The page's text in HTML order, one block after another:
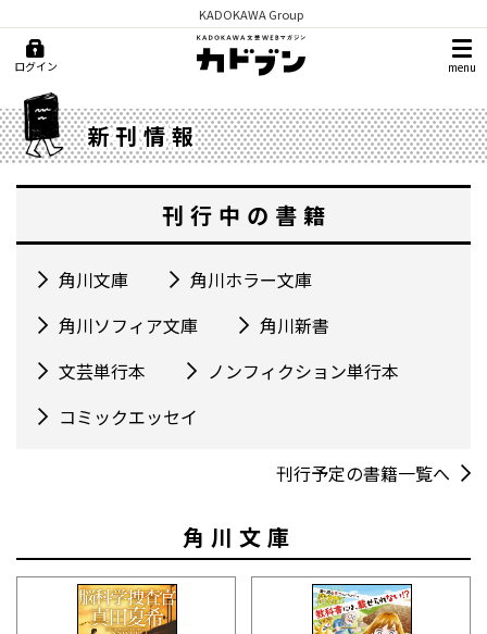
KADOKAWA Group
ログイン menu
新刊情報
刊行中の書籍
角川文庫
角川ホラー文庫
角川ソフィア文庫
角川新書
文芸単行本
ノンフィクション単行本
コミックエッセイ
刊行予定の書籍一覧へ
角川文庫